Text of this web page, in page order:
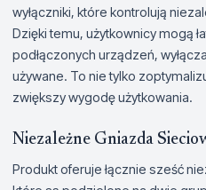
wyłączniki, które kontrolują
Dzięki temu, użytkownicy mogą
podłączonych urządzeń,
używane. To nie tylko
zwiększy wygodę użytkowania.
Niezależne Gniazda
Produkt oferuje łącznie sześć